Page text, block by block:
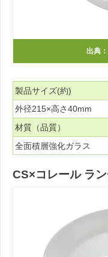
出典：
製品サイズ(約)
外径215×高さ40mm
材質（品質）
全面積層強化ガラス
CS×コレール ラ